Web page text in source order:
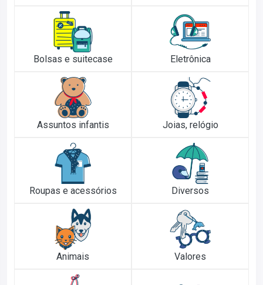
Bolsas e suitecase Eletrônica
Assuntos infantis Joias, relógio
Roupas e acessórios Diversos
Animais Valores